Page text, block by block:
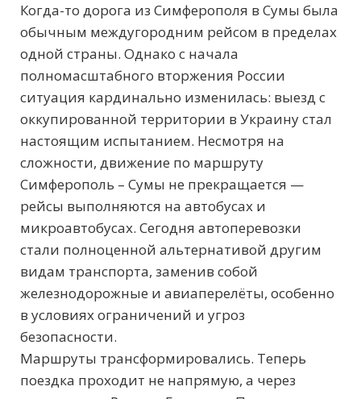
Когда-то дорога из Симферополя в Сумы была
обычным междугородним рейсом в пределах
одной страны. Однако с начала
полномасштабного вторжения России
ситуация кардинально изменилась: выезд с
оккупированной территории в Украину стал
настоящим испытанием. Несмотря на
сложности, движение по маршруту
Симферополь – Сумы не прекращается —
рейсы выполняются на автобусах и
микроавтобусах. Сегодня автоперевозки
стали полноценной альтернативой другим
видам транспорта, заменив собой
железнодорожные и авиаперелёты, особенно
в условиях ограничений и угроз
безопасности.
Маршруты трансформировались. Теперь
поездка проходит не напрямую, а через